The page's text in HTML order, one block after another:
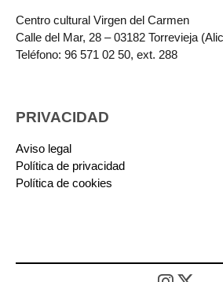
Centro cultural Virgen del Carmen
Calle del Mar, 28 – 03182 Torrevieja
Teléfono: 96 571 02 50, ext. 288
PRIVACIDAD
Aviso legal
Política de privacidad
Política de cookies